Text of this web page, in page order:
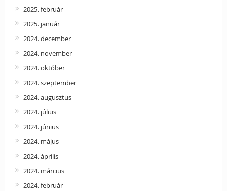
2025. február
2025. január
2024. december
2024. november
2024. október
2024. szeptember
2024. augusztus
2024. július
2024. június
2024. május
2024. április
2024. március
2024. február